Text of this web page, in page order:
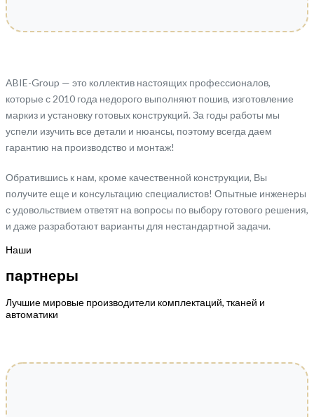
ABIE-Group — это коллектив настоящих профессионалов,
которые с 2010 года недорого выполняют пошив, изготовление
маркиз и установку готовых конструкций. За годы работы мы
успели изучить все детали и нюансы, поэтому всегда даем
гарантию на производство и монтаж!
Обратившись к нам, кроме качественной конструкции, Вы
получите еще и консультацию специалистов! Опытные инженеры
с удовольствием ответят на вопросы по выбору готового решения,
и даже разработают варианты для нестандартной задачи.
Наши
партнеры
Лучшие мировые производители комплектаций, тканей и
автоматики